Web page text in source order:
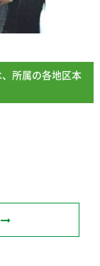
所属の各地区本